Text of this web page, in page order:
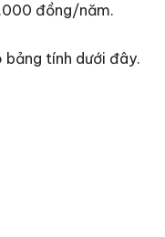
đồng/năm.
bảng tính dưới đây.